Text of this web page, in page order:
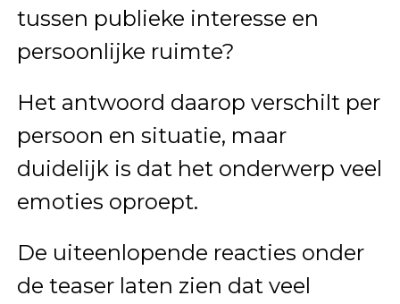
tussen publieke interesse en
persoonlijke ruimte?
Het antwoord daarop verschilt per
persoon en situatie, maar
duidelijk is dat het onderwerp veel
emoties oproept.
De uiteenlopende reacties onder
de teaser laten zien dat veel